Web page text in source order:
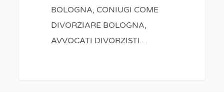
BOLOGNA, CONIUGI COME
DIVORZIARE BOLOGNA,
AVVOCATI DIVORZISTI…